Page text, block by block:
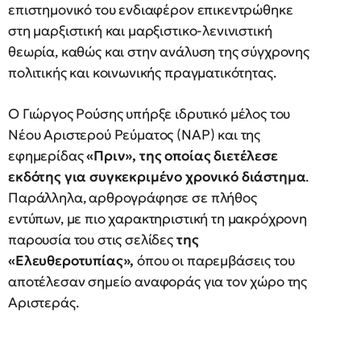
επιστημονικό του ενδιαφέρον επικεντρώθηκε
στη μαρξιστική και μαρξιστικο-λενινιστική
θεωρία, καθώς και στην ανάλυση της σύγχρονης
πολιτικής και κοινωνικής πραγματικότητας.
Ο Γιώργος Ρούσης υπήρξε ιδρυτικό μέλος του
Νέου Αριστερού Ρεύματος (ΝΑΡ) και της
εφημερίδας«Πριν», της οποίας διετέλεσε
εκδότης για συγκεκριμένο χρονικό διάστημα.
Παράλληλα, αρθρογράφησε σε πλήθος
εντύπων, με πιο χαρακτηριστική τη μακρόχρονη
παρουσία του στις σελίδεςτης
«Ελευθεροτυπίας», όπου οι παρεμβάσεις του
αποτέλεσαν σημείο αναφοράς για τον χώρο της
Αριστεράς.